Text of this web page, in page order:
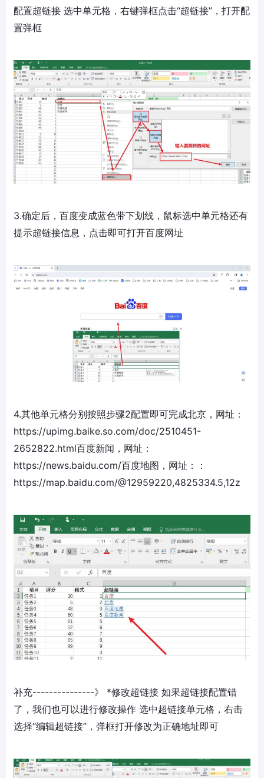
配置超链接 选中单元格，右键弹框点击“超链接”，打开配
置弹框
3.确定后，百度变成蓝色带下划线，鼠标选中单元格还有
提示超链接信息，点击即可打开百度网址
4.其他单元格分别按照步骤2配置即可完成北京，网址：
https://upimg.baike.so.com/doc/2510451-
2652822.html百度新闻，网址：
https://news.baidu.com/百度地图，网址：：
https://map.baidu.com/@12959220,4825334.5,12z
补充---------------》 *修改超链接 如果超链接配置错
了，我们也可以进行修改操作 选中超链接单元格，右击
选择“编辑超链接”，弹框打开修改为正确地址即可